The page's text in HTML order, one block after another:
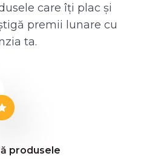
care îți plac și
premii lunare cu
ta.
produsele